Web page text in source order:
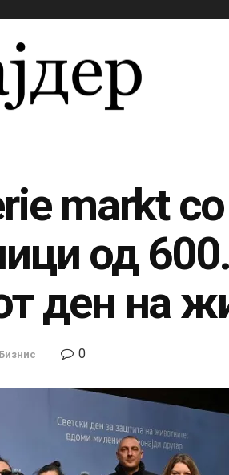
markt
од
ден на
Бизнис 0